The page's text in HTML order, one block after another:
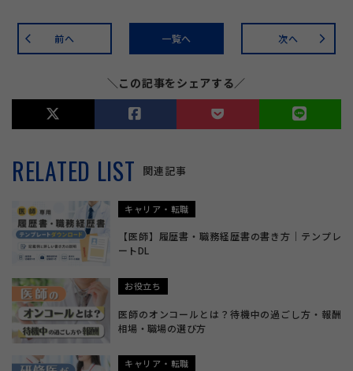
arrow_back_ios 前へ 一覧へ 次へ arrow_forward_ios
＼この記事をシェアする／
RELATED LIST 関連記事
キャリア・転職
【医師】履歴書・職務経歴書の書き方｜テンプレ
ートDL
お役立ち
医師のオンコールとは？待機中の過ごし方・報酬
相場・職場の選び方
キャリア・転職